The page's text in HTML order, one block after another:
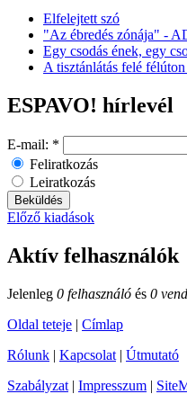
Elfelejtett szó
"Az ébredés zónája" -
Egy csodás ének, egy
A tisztánlátás felé
ESPAVO! hírlevél
E-mail: *
Feliratkozás
Leiratkozás
Előző kiadások
Aktív felhasználók
Jelenleg 0 felhasználó és 0
Oldal teteje | Címlap
Rólunk | Kapcsolat | Útmutató
Szabályzat | Impresszum |